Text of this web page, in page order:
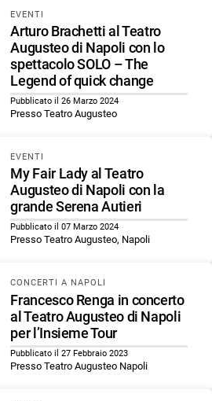
EVENTI
Arturo Brachetti al Teatro
Augusteo di Napoli con lo
spettacolo SOLO – The
Legend of quick change
Pubblicato il 26 Marzo 2024
Presso Teatro Augusteo
EVENTI
My Fair Lady al Teatro
Augusteo di Napoli con la
grande Serena Autieri
Pubblicato il 07 Marzo 2024
Presso Teatro Augusteo, Napoli
CONCERTI A NAPOLI
Francesco Renga in concerto
al Teatro Augusteo di Napoli
per l’Insieme Tour
Pubblicato il 27 Febbraio 2023
Presso Teatro Augusteo Napoli